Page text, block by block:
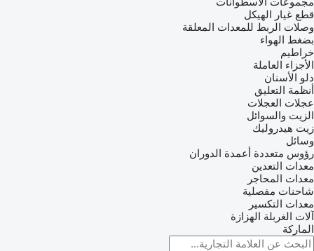
قطع غيار الهيكل
وصلات الربط للمعدات المعلقة
بضغط الهواء
خراطيم
الأجزاء العاملة
دلو الأسنان
أنظمة التعليق
عجلات العجلات
الزيت والسوائل
زيت هيدروليك
وسائل
رؤوس متعددة أعمدة الدوران
معدات التعدين
معدات المحاجر
شاحنات مفصلية
معدات التكسير
آلات الغربلة الهزازة
الماركة